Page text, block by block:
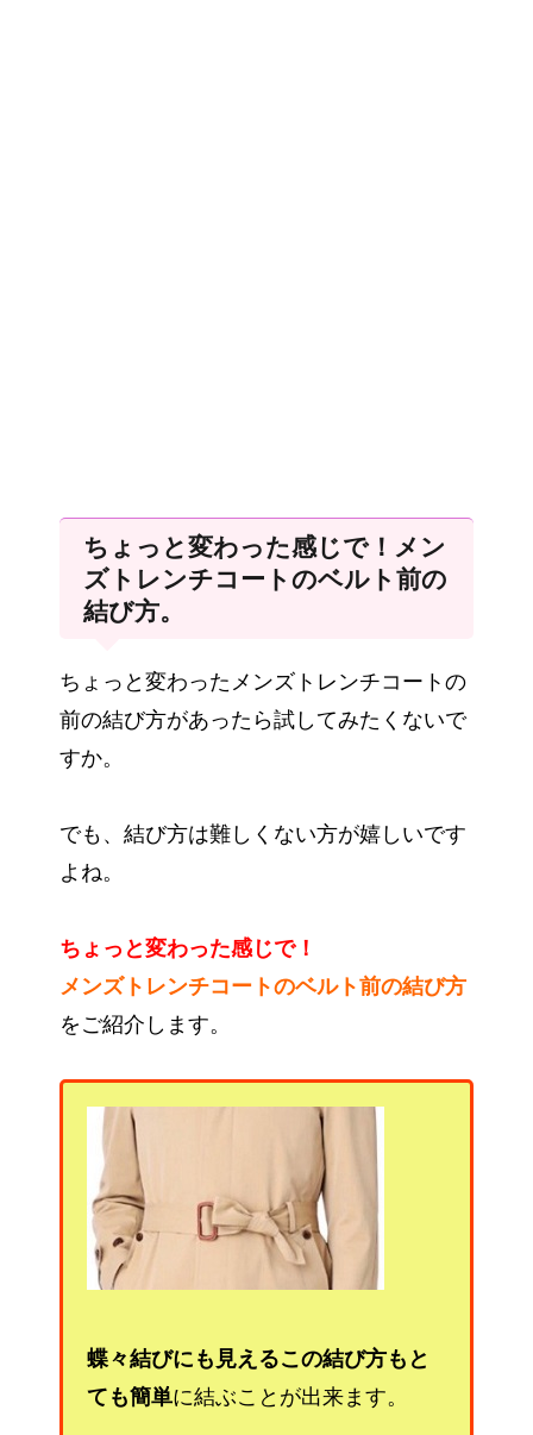
ちょっと変わった感じで！メン
ズトレンチコートのベルト前の
結び方。
ちょっと変わったメンズトレンチコートの
前の結び方があったら試してみたくないで
すか。
でも、結び方は難しくない方が嬉しいです
よね。
ちょっと変わった感じで！
メンズトレンチコートのベルト前の結び方
をご紹介します。
蝶々結びにも見えるこの結び方もと
ても簡単に結ぶことが出来ます。